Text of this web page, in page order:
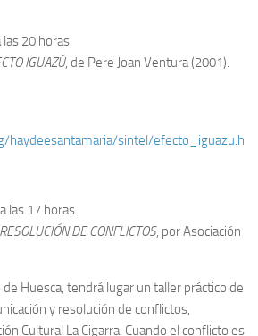
las 20 horas.
IGUAZÚ, de Pere Joan Ventura (2001).
haydeesantamaria/sintel/
las 17 horas.
DE CONFLICTOS, por Asociación
de Huesca, tendrá lugar un taller práctico de
y resolución de conflictos,
Cultural La Cigarra. Cuando el conflicto es